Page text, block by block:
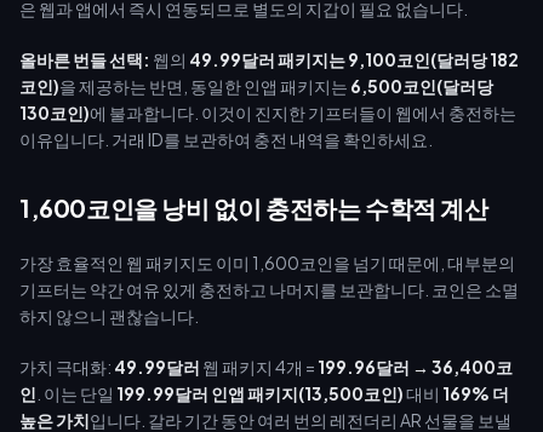
은 웹과 앱에서 즉시 연동되므로 별도의 지갑이 필요 없습니다.
올바른 번들 선택: 웹의 49.99달러 패키지는 9,100코인(달러당 182
코인)을 제공하는 반면, 동일한 인앱 패키지는 6,500코인(달러당
130코인)에 불과합니다. 이것이 진지한 기프터들이 웹에서 충전하는
이유입니다. 거래 ID를 보관하여 충전 내역을 확인하세요.
1,600코인을 낭비 없이 충전하는 수학적 계산
가장 효율적인 웹 패키지도 이미 1,600코인을 넘기 때문에, 대부분의
기프터는 약간 여유 있게 충전하고 나머지를 보관합니다. 코인은 소멸
하지 않으니 괜찮습니다.
가치 극대화: 49.99달러 웹 패키지 4개 = 199.96달러 → 36,400코
인 . 이는 단일 199.99달러 인앱 패키지(13,500코인)대비 169% 더
높은 가치입니다. 갈라 기간 동안 여러 번의 레전더리 AR 선물을 보낼